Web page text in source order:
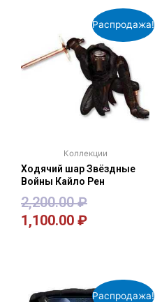
Распродажа!
Коллекции
Ходячий шар Звёздные
Войны Кайло Рен
2,200.00₽
1,100.00 ₽
Распродажа!